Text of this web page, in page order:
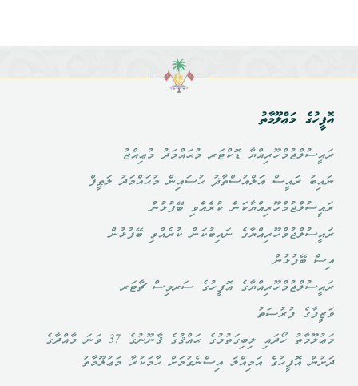
އޮފީހުގެ މަޢްލޫމާތު
ރައީސުލްޖުމްހޫރިއްޔާ ޑޮކްޓަރ މުޙައްމަދު މުޢިއްޒު
ނައިބު ރައީސް އަލްއުސްތާޛު ޙުސައިން މުޙައްމަދު ލަޠީފް
ރައީސުލްޖުމްހޫރިއްޔާކަން ކުރެއްވި ބޭފުޅުން
ރައީސުލްޖުމްހޫރިއްޔާގެ ނައިބުކަން ކުރެއްވި ބޭފުޅުން
އިސް ބޭފުޅުން
ރައީސުލްޖުމްހޫރިއްޔާގެ އޮފީހުގެ ސަރވިސް ޗާޓަރ
ވަޒީފާގެ ފުރުޞަތު
މަޢުލޫމާތު ހޯދައި ލިބިގަތުމުގެ ޙައްޤުގެ ޤާނޫނުގެ 37 ވަނަ މާއްދާގެ
ދަށުން އޮފީހުގެ އަމިއްލަ އިސްނެގުމަށް ހާމަކުރާ މަޢުލޫމާތު